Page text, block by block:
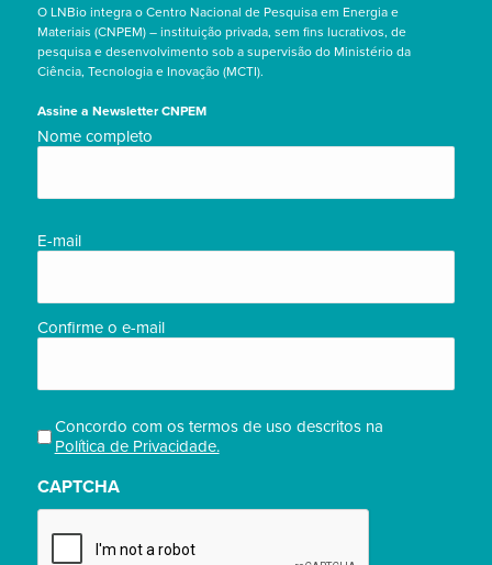
O LNBio integra o Centro Nacional de Pesquisa em Energia e
Materiais (CNPEM) – instituição privada, sem fins lucrativos, de
pesquisa e desenvolvimento sob a supervisão do Ministério da
Ciência, Tecnologia e Inovação (MCTI).
Assine a Newsletter CNPEM
Nome
Nome completo
E-
E-mail
Confirme o e-mail
Privacidade
(obrigatório)
Concordo com os termos de uso descritos na
Política de Privacidade.
CAPTCHA